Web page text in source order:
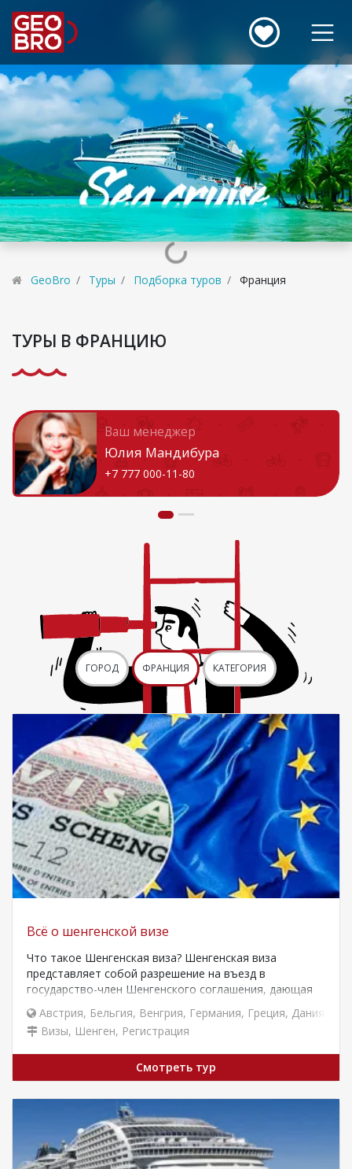
GeoBro Туры Подборка туров Франция
ТУРЫ В ФРАНЦИЮ
Всё о шенгенской визе
Что такое Шенгенская виза? Шенгенская виза
представляет собой разрешение на въезд в
государство-член Шенгенского соглашения, дающая
право на краткосрочное пребывание…
Австрия, Бельгия, Венгрия, Германия, Греция, Дания
Визы, Шенген, Регистрация
Смотреть тур
Ваш менеджер
Юлия Мандибура
+7 777 000-11-80
ГОРОД ФРАНЦИЯ КАТЕГОРИЯ